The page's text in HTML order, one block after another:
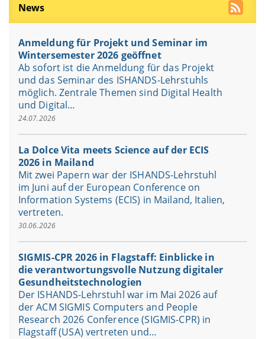
News
Anmeldung für Projekt und Seminar im
Wintersemester 2026 geöffnet
Ab sofort ist die Anmeldung für das Projekt
und das Seminar des ISHANDS-Lehrstuhls
möglich. Zentrale Themen sind Digital Health
und Digital…
24.07.2026
La Dolce Vita meets Science auf der ECIS
2026 in Mailand
Mit zwei Papern war der ISHANDS-Lehrstuhl
im Juni auf der European Conference on
Information Systems (ECIS) in Mailand, Italien,
vertreten.
30.06.2026
SIGMIS-CPR 2026 in Flagstaff: Einblicke in
die verantwortungsvolle Nutzung digitaler
Gesundheitstechnologien
Der ISHANDS-Lehrstuhl war im Mai 2026 auf
der ACM SIGMIS Computers and People
Research 2026 Conference (SIGMIS-CPR) in
Flagstaff (USA) vertreten und…